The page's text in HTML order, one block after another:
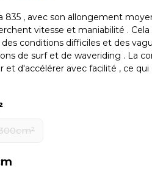
835 , avec son allongement
vitesse et maniabilité .
conditions difficiles et des
de surf et de waveriding . La
et d'accélérer avec facilité , ce